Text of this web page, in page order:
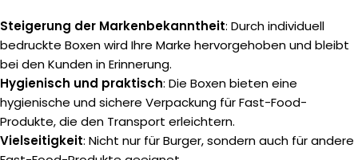
Steigerung der Markenbekanntheit: Durch individuell
bedruckte Boxen wird Ihre Marke hervorgehoben und bleibt
bei den Kunden in Erinnerung.
Hygienisch und praktisch: Die Boxen bieten eine
hygienische und sichere Verpackung für Fast-Food-
Produkte, die den Transport erleichtern.
Vielseitigkeit: Nicht nur für Burger, sondern auch für andere